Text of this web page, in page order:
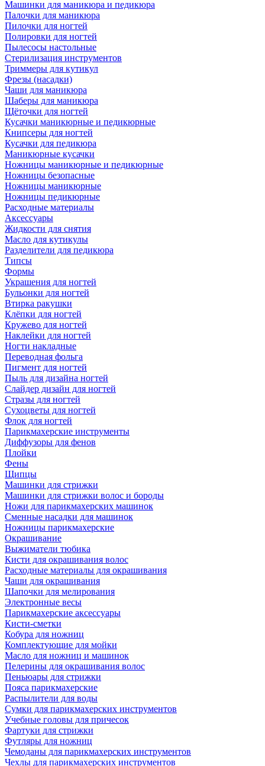
Машинки для маникюра и педикюра
Палочки для маникюра
Пилочки для ногтей
Полировки для ногтей
Пылесосы настольные
Стерилизация инструментов
Триммеры для кутикул
Фрезы (насадки)
Чаши для маникюра
Шаберы для маникюра
Щёточки для ногтей
Кусачки маникюрные и педикюрные
Книпсеры для ногтей
Кусачки для педикюра
Маникюрные кусачки
Ножницы маникюрные и педикюрные
Ножницы безопасные
Ножницы маникюрные
Ножницы педикюрные
Расходные материалы
Аксессуары
Жидкости для снятия
Масло для кутикулы
Разделители для педикюра
Типсы
Формы
Украшения для ногтей
Бульонки для ногтей
Втирка ракушки
Клёпки для ногтей
Кружево для ногтей
Наклейки для ногтей
Ногти накладные
Переводная фольга
Пигмент для ногтей
Пыль для дизайна ногтей
Слайдер дизайн для ногтей
Стразы для ногтей
Сухоцветы для ногтей
Флок для ногтей
Парикмахерские инструменты
Диффузоры для фенов
Плойки
Фены
Щипцы
Машинки для стрижки
Машинки для стрижки волос и бороды
Ножи для парикмахерских машинок
Сменные насадки для машинок
Ножницы парикмахерские
Окрашивание
Выжиматели тюбика
Кисти для окрашивания волос
Расходные материалы для окрашивания
Чаши для окрашивания
Шапочки для мелирования
Электронные весы
Парикмахерские аксессуары
Кисти-сметки
Кобура для ножниц
Комплектующие для мойки
Масло для ножниц и машинок
Пелерины для окрашивания волос
Пеньюары для стрижки
Пояса парикмахерские
Распылители для воды
Сумки для парикмахерских инструментов
Учебные головы для причесок
Фартуки для стрижки
Футляры для ножниц
Чемоданы для парикмахерских инструментов
Чехлы для парикмахерских инструментов